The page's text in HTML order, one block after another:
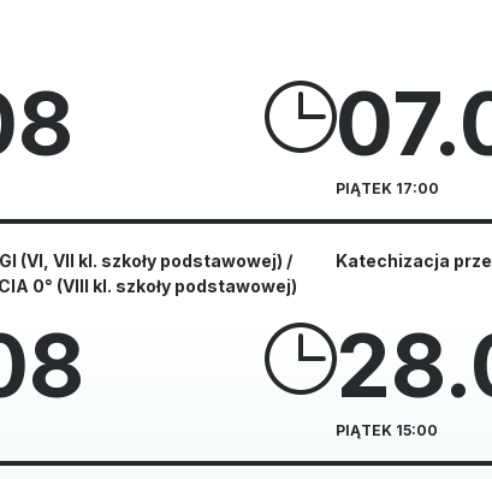
(VI, VII kl. szkoły podstawowej) /
0° (VIII kl. szkoły podstawowej)
PIĄTEK 17:00
Katechizacja
PIĄTEK 15:00